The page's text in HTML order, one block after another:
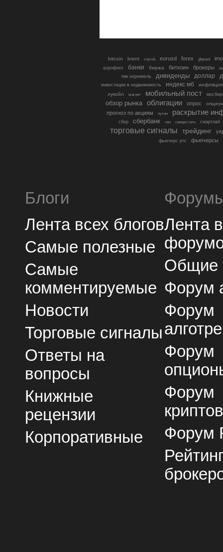
bitcoin brent cnyrub eurusd forex gbpusd
аэрофлот банки биржа биткоин брокеры
гмк норникель
дивиденды доллар
инвестиции в недвижимость индекс мб
инфляция
лукойл
магнит мобильный пост
обзор рынка облигации опрос
прогноз по акциям путин раскрытие
сбер сбербанк сво северсталь смартлаб
торговые сигналы трейдинг
фьючерс ртс фьючерсы
Блоги
Лента всех блогов
Самые полезные
Самые
комментируемые
Новости
Торговые сигналы
Ответы на
вопросы
Книжные
рецензии
Корпоративные
Лента
Общие
Форум
Форум
Форум
Форум
Форум